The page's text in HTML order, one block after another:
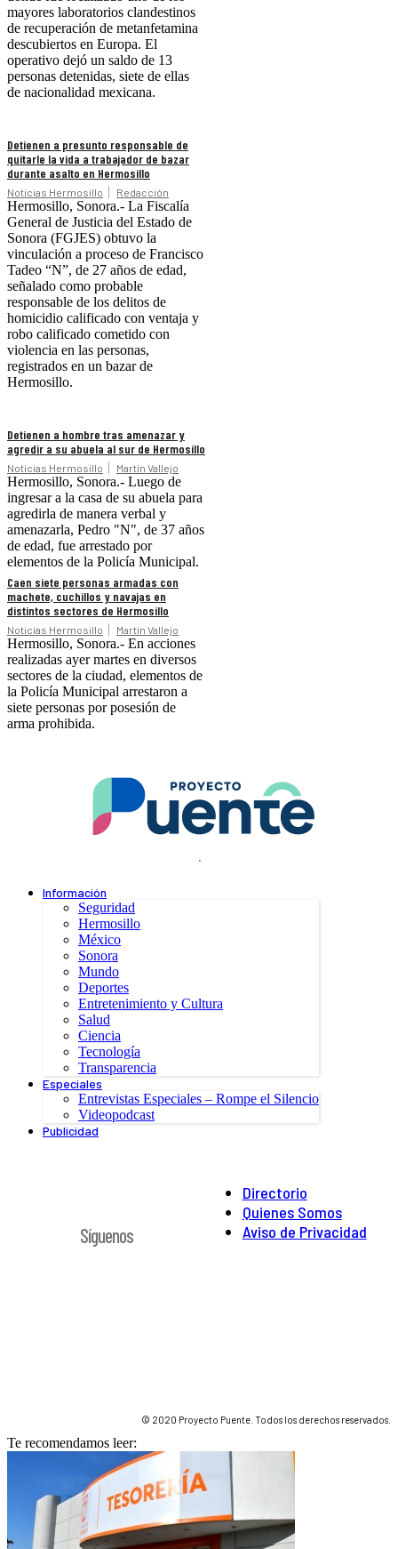
mayores laboratorios clandestinos
de recuperación de metanfetamina
descubiertos en Europa. El
operativo dejó un saldo de 13
personas detenidas, siete de ellas
de nacionalidad mexicana.
Detienen a presunto responsable de
quitarle la vida a trabajador de bazar
durante asalto en Hermosillo
Noticias Hermosillo Redacción
Hermosillo, Sonora.- La Fiscalía
General de Justicia del Estado de
Sonora (FGJES) obtuvo la
vinculación a proceso de Francisco
Tadeo “N”, de 27 años de edad,
señalado como probable
responsable de los delitos de
homicidio calificado con ventaja y
robo calificado cometido con
violencia en las personas,
registrados en un bazar de
Hermosillo.
Detienen a hombre tras amenazar y
agredir a su abuela al sur de Hermosillo
Noticias Hermosillo Martín Vallejo
Hermosillo, Sonora.- Luego de
ingresar a la casa de su abuela para
agredirla de manera verbal y
amenazarla, Pedro "N", de 37 años
de edad, fue arrestado por
elementos de la Policía Municipal.
Caen siete personas armadas con
machete, cuchillos y navajas en
distintos sectores de Hermosillo
Noticias Hermosillo Martín Vallejo
Hermosillo, Sonora.- En acciones
realizadas ayer martes en diversos
sectores de la ciudad, elementos de
la Policía Municipal arrestaron a
siete personas por posesión de
arma prohibida.
.
Información
Seguridad
Hermosillo
México
Sonora
Mundo
Deportes
Entretenimiento y Cultura
Salud
Ciencia
Tecnología
Transparencia
Especiales
Entrevistas Especiales – Rompe el Silencio
Videopodcast
Publicidad
Directorio
Quienes Somos
Aviso de Privacidad
Síguenos
© 2020 Proyecto Puente. Todos los derechos reservados.
Te recomendamos leer: